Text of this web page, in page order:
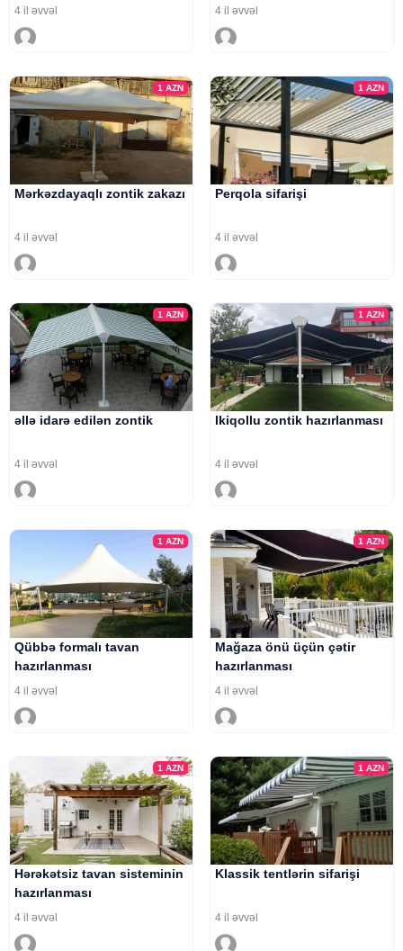
4 il əvvəl 4 il əvvəl
1AZN
Mərkəzdayaqlı zontik zakazı
4 il əvvəl
1 AZN
Perqola sifarişi
4 il əvvəl
1AZN
əllə idarə edilən zontik
4 il əvvəl
1 AZN
Ikiqollu zontik hazırlanması
4 il əvvəl
1AZN
Qübbə formalı tavan
hazırlanması
4 il əvvəl
1 AZN
Mağaza önü üçün çətir
hazırlanması
4 il əvvəl
1AZN
Hərəkətsiz tavan sisteminin
hazırlanması
4 il əvvəl
1 AZN
Klassik tentlərin sifarişi
4 il əvvəl